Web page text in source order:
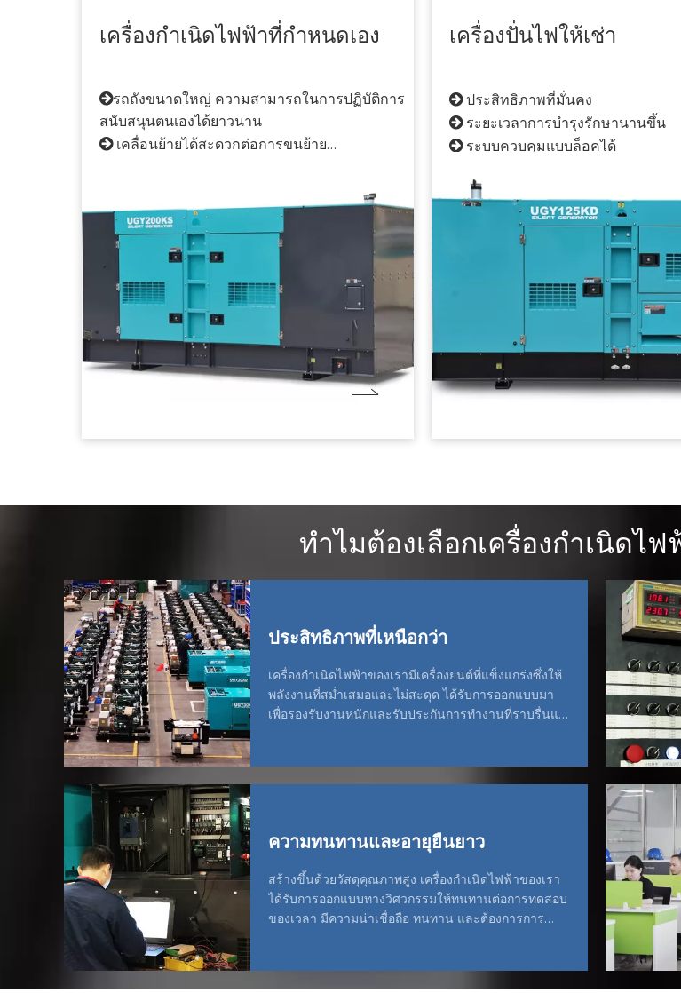
เครื่องกำเนิดไฟฟ้าที่กำหนดเอง
รถถังขนาดใหญ่ ความสามารถในการปฏิบัติการ
สนับสนุนตนเองได้ยาวนาน
เคลื่อนย้ายได้สะดวกต่อการขนย้าย
เครื่องปั่นไฟให้เช่า
ประสิทธิภาพที่มั่นคง
ระยะเวลาการบำรุงรักษานานขึ้น
ระบบควบคุมแบบล็อคได้
ทำไมต้องเลือกเครื่องกำเนิดไ
ประสิทธิภาพที่เหนือกว่า
เครื่องกำเนิดไฟฟ้าของเรามีเครื่องยนต์ที่แข็งแกร่งซึ่งให้
พลังงานที่สม่ำเสมอและไม่สะดุด ได้รับการออกแบบมา
เพื่อรองรับงานหนักและรับประกันการทำงานที่ราบรื่นแม้
ความทนทานและอายุยืนยาว
สร้างขึ้นด้วยวัสดุคุณภาพสูง เครื่องกำเนิดไฟฟ้าของเรา
ได้รับการออกแบบทางวิศวกรรมให้ทนทานต่อการทดสอบ
ของเวลา มีความน่าเชื่อถือ ทนทาน และต้องการการ